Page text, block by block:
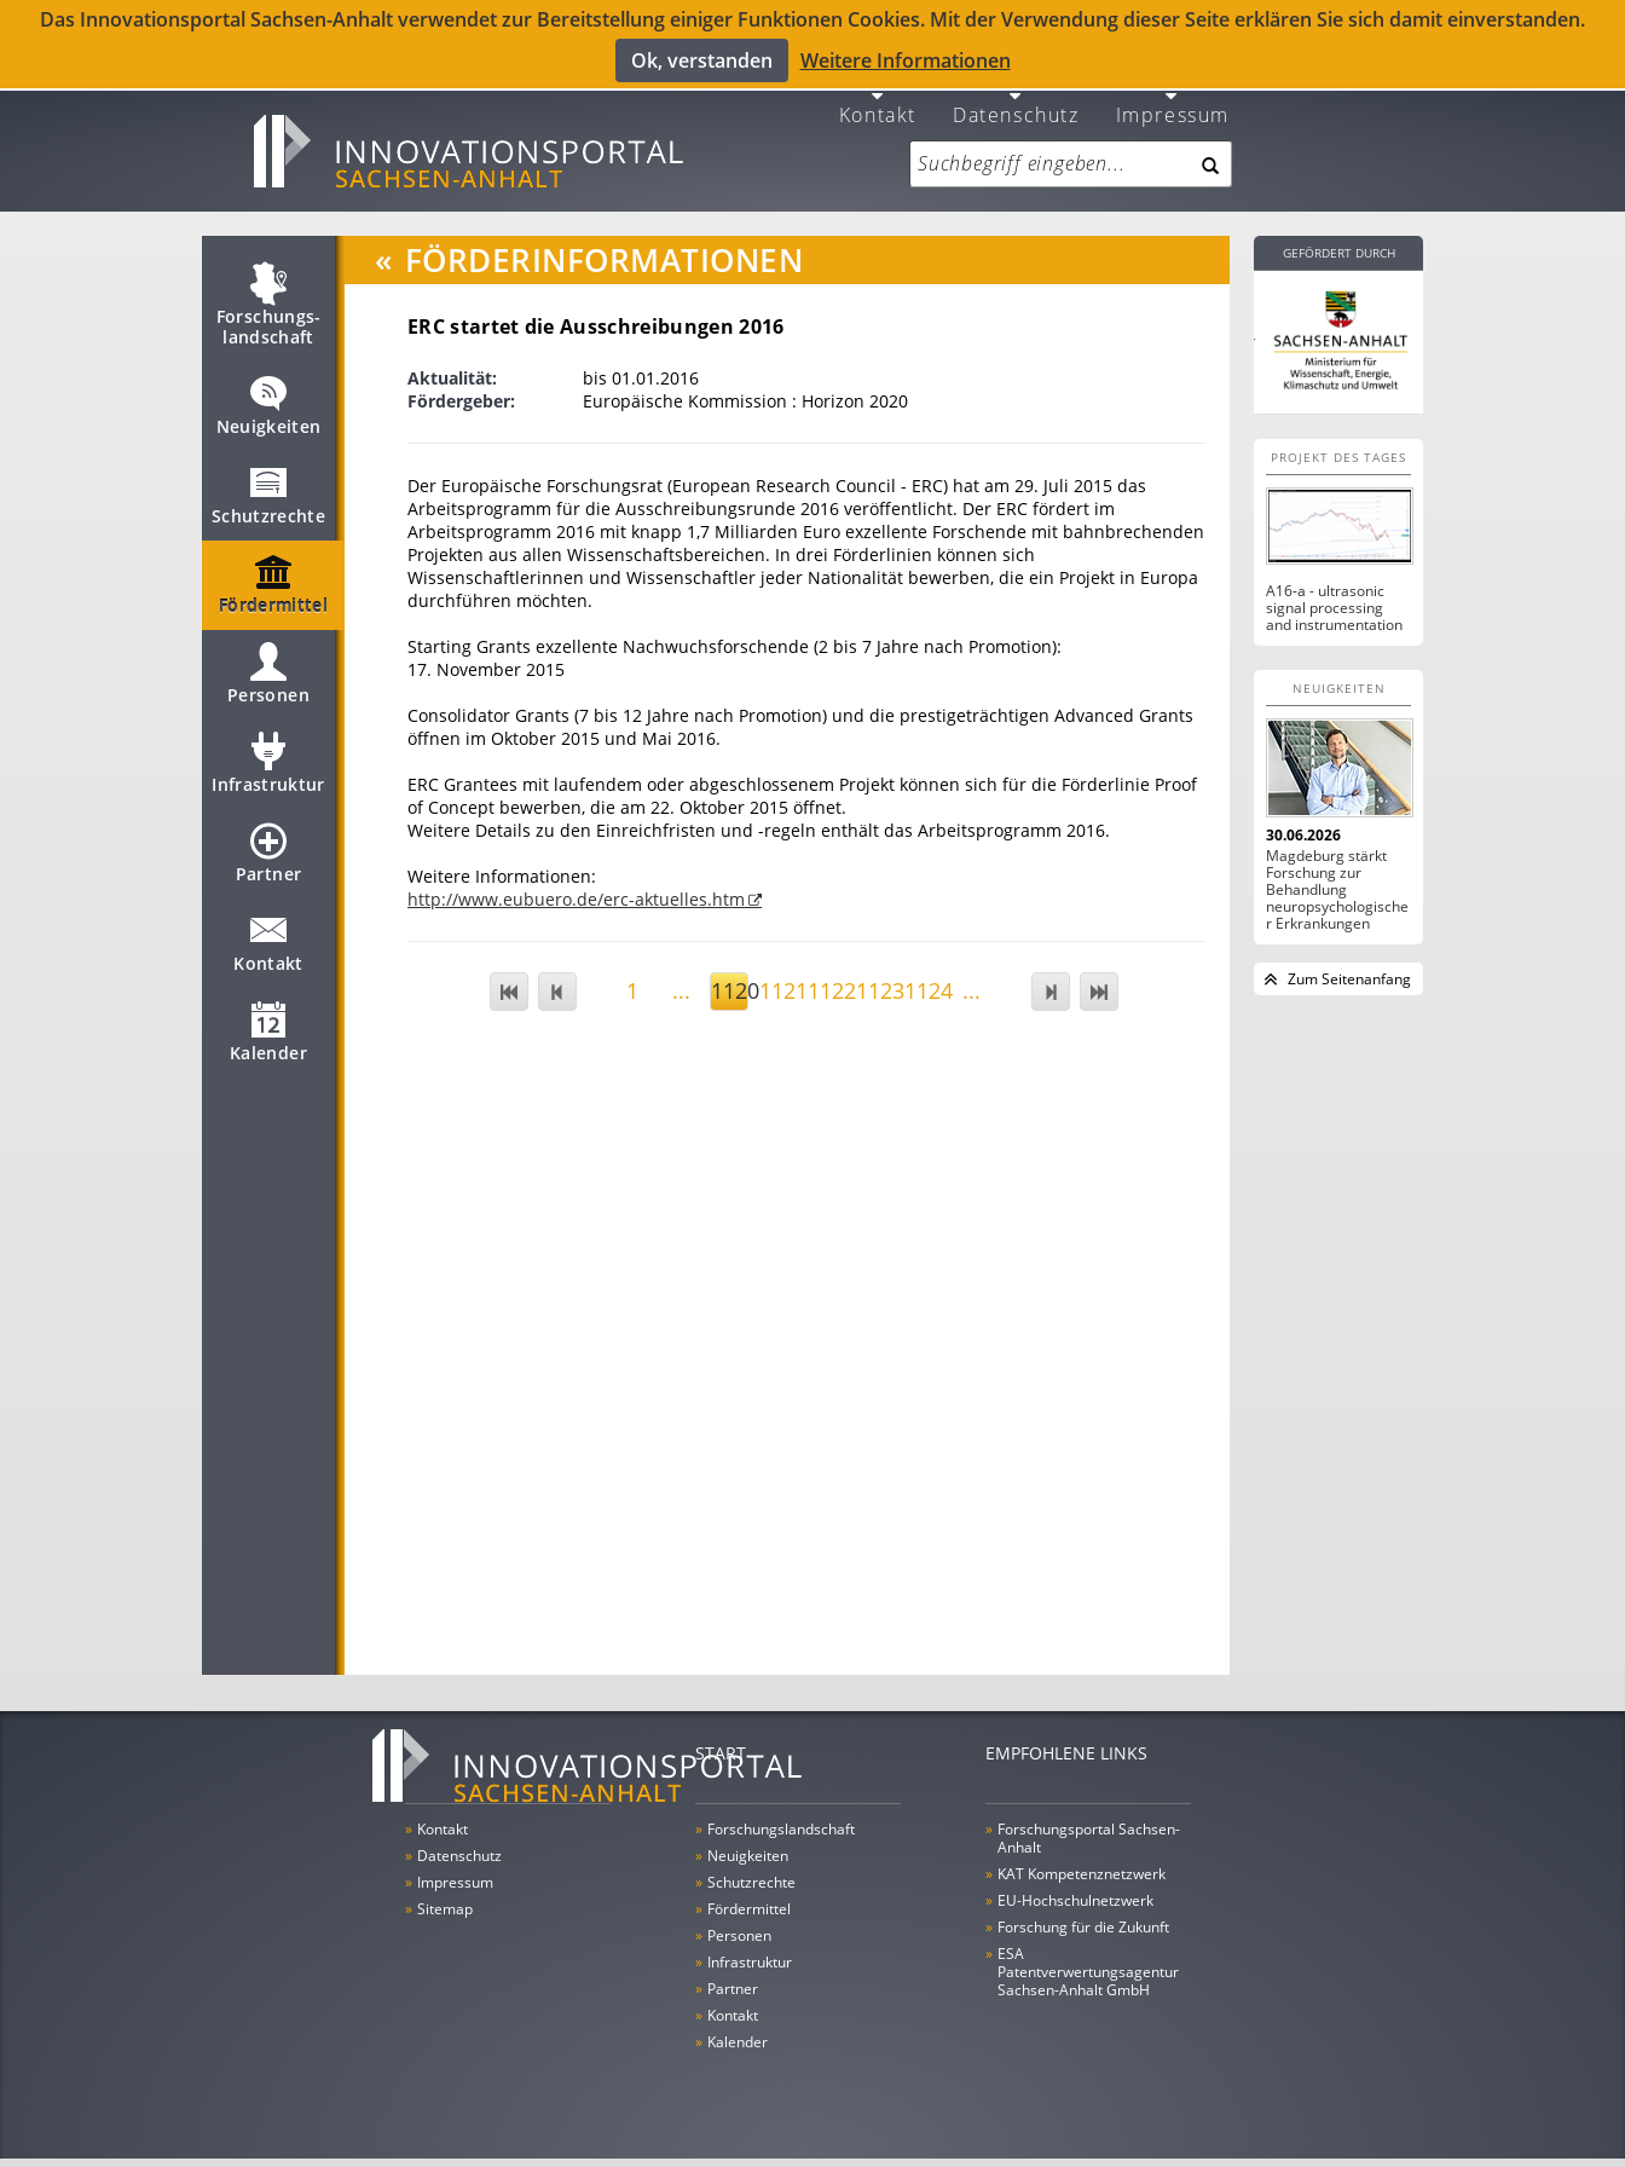
Das Innovationsportal Sachsen-Anhalt verwendet zur Bereitstellung einiger Funktionen Cookies. Mit der Verwendung dieser Seite erklären Sie sich damit einverstanden.
Ok, verstanden
Weitere Informationen
Kontakt Datenschutz Impressum
Forschungs­
landschaft
Neuigkeiten
Schutzrechte
Fördermittel
Personen
Infrastruktur
Partner
Kontakt
Kalender
« FÖRDERINFORMATIONEN
ERC startet die Ausschreibungen 2016
Aktualität:
bis 01.01.2016
Fördergeber:
Europäische Kommission : Horizon 2020
Der Europäische Forschungsrat (European Research Council - ERC) hat am 29. Juli 2015 das
Arbeitsprogramm für die Ausschreibungsrunde 2016 veröffentlicht. Der ERC fördert im
Arbeitsprogramm 2016 mit knapp 1,7 Milliarden Euro exzellente Forschende mit bahnbrechenden
Projekten aus allen Wissenschaftsbereichen. In drei Förderlinien können sich
Wissenschaftlerinnen und Wissenschaftler jeder Nationalität bewerben, die ein Projekt in Europa
durchführen möchten.
Starting Grants exzellente Nachwuchsforschende (2 bis 7 Jahre nach Promotion):
17. November 2015
Consolidator Grants (7 bis 12 Jahre nach Promotion) und die prestigeträchtigen Advanced Grants
öffnen im Oktober 2015 und Mai 2016.
ERC Grantees mit laufendem oder abgeschlossenem Projekt können sich für die Förderlinie Proof
of Concept bewerben, die am 22. Oktober 2015 öffnet.
Weitere Details zu den Einreichfristen und -regeln enthält das Arbeitsprogramm 2016.
Weitere Informationen:
http://www.eubuero.de/erc-aktuelles.htm
1 ... 11201121 112211231124 ...
GEFÖRDERT DURCH
PROJEKT DES TAGES
A16-a - ultrasonic
signal processing
and instrumentation
NEUIGKEITEN
30.06.2026
Magdeburg stärkt
Forschung zur
Behandlung
neuropsychologische
r Erkrankungen
Zum Seitenanfang
» Kontakt
» Datenschutz
» Impressum
» Sitemap
START
» Forschungs­landschaft
» Neuigkeiten
» Schutzrechte
» Fördermittel
» Personen
» Infrastruktur
» Partner
» Kontakt
» Kalender
EMPFOHLENE LINKS
» Forschungsportal Sachsen-
Anhalt
» KAT Kompetenznetzwerk
» EU-Hochschulnetzwerk
» Forschung für die Zukunft
» ESA
Patentverwertungsagentur
Sachsen-Anhalt GmbH